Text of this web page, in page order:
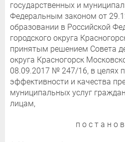
государственных и
Федеральным законом от
образовании в Российской
городского округа
принятым решением Совета
округа Красногорск
08.09.2017 № 247/16, в целях
эффективности и качества
муниципальных услуг
лицам,
п о с т а н о